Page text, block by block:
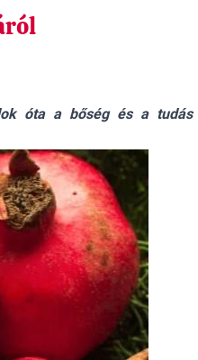
óta a bőség és a tudás